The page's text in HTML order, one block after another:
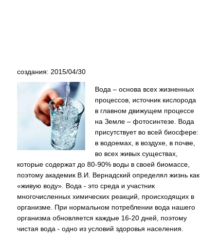
создания: 2015/04/30
Вода – основа всех жизненных
процессов, источник кислорода
в главном движущем процессе
на Земле – фотосинтезе. Вода
присутствует во всей биосфере:
в водоемах, в воздухе, в почве,
во всех живых существах,
которые содержат до 80-90% воды в своей биомассе,
поэтому академик В.И. Вернадский определял жизнь как
«живую воду». Вода - это среда и участник
многочисленных химических реакций, происходящих в
организме. При нормальном потреблении вода нашего
организма обновляется каждые 16-20 дней, поэтому
чистая вода - одно из условий здоровья населения.